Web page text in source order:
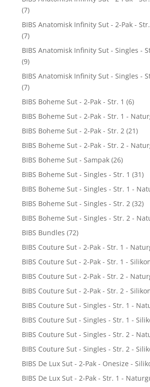
(7)
BIBS Anatomisk Infinity Sut - 2-Pak -
(7)
BIBS Anatomisk Infinity Sut - Singles -
(9)
BIBS Anatomisk Infinity Sut - Singles -
(7)
BIBS Boheme Sut - 2-Pak - Str. 1 (6)
BIBS Boheme Sut - 2-Pak - Str. 1 -
BIBS Boheme Sut - 2-Pak - Str. 2 (21)
BIBS Boheme Sut - 2-Pak - Str. 2 -
BIBS Boheme Sut - Sampak (26)
BIBS Boheme Sut - Singles - Str. 1 (31)
BIBS Boheme Sut - Singles - Str. 1 -
BIBS Boheme Sut - Singles - Str. 2 (32)
BIBS Boheme Sut - Singles - Str. 2 -
BIBS Bundles (72)
BIBS Couture Sut - 2-Pak - Str. 1 -
BIBS Couture Sut - 2-Pak - Str. 1 -
BIBS Couture Sut - 2-Pak - Str. 2 -
BIBS Couture Sut - 2-Pak - Str. 2 -
BIBS Couture Sut - Singles - Str. 1 -
BIBS Couture Sut - Singles - Str. 1 -
BIBS Couture Sut - Singles - Str. 2 -
BIBS Couture Sut - Singles - Str. 2 -
BIBS De Lux Sut - 2-Pak - Onesize -
BIBS De Lux Sut - 2-Pak - Str. 1 -